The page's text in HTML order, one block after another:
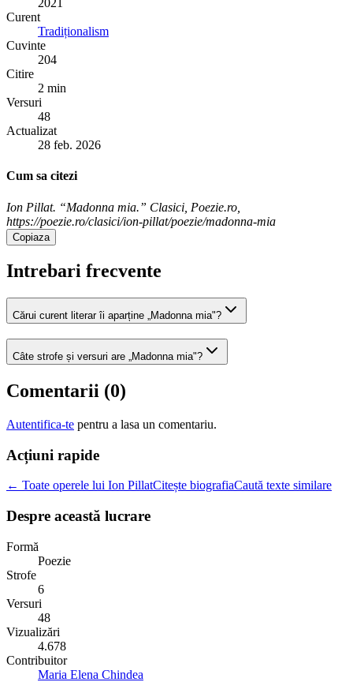
2021
Curent
Tradiționalism
Cuvinte
204
Citire
2 min
Versuri
48
Actualizat
28 feb. 2026
Cum sa citezi
Ion Pillat. “Madonna mia.” Clasici, Poezie.ro,
https://poezie.ro/clasici/ion-pillat/poezie/madonna-mia
Copiaza
Intrebari frecvente
Cărui curent literar îi aparține „Madonna mia"?
Câte strofe și versuri are „Madonna mia"?
Comentarii (0)
Autentifica-te pentru a lasa un comentariu.
Acțiuni rapide
← Toate operele lui Ion PillatCitește biografiaCaută texte similare
Despre această lucrare
Formă
Poezie
Strofe
6
Versuri
48
Vizualizări
4.678
Contribuitor
Maria Elena Chindea